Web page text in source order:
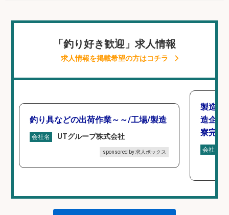
「釣り好き歓迎」求人情報
求人情報を掲載希望の方はコチラ
釣り具などの出荷作業～～/工場/製造
会社名 UTグループ株式会社
sponsored by 求人ボックス
製造「
造企業
寮完備
会社名